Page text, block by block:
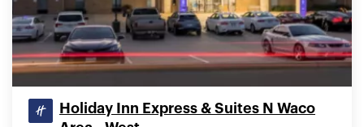
Holiday Inn Express & Suites N Waco